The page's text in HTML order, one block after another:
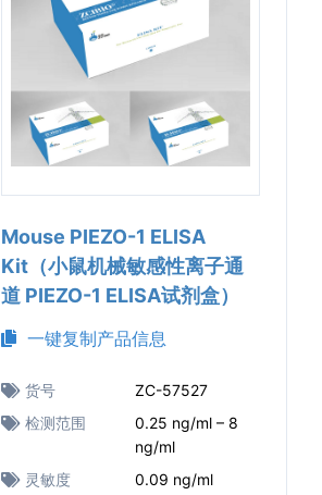
Mouse PIEZO-1 ELISA
Kit（小鼠机械敏感性离子通
道 PIEZO-1 ELISA试剂盒）
一键复制产品信息
货号
ZC-57527
检测范围
0.25 ng/ml – 8
ng/ml
灵敏度
0.09 ng/ml